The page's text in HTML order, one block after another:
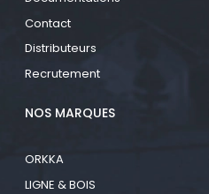
Contact
Distributeurs
Recrutement
NOS MARQUES
ORKKA
LIGNE & BOIS